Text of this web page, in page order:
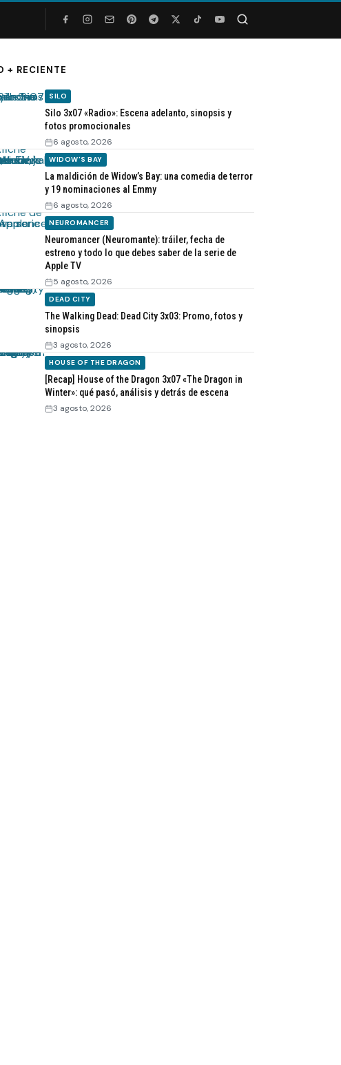
Globes 2023 (Cine y
+ RECIENTE
SILO
Silo 3x07 «Radio»: Escena adelanto, sinopsis y
fotos promocionales
6 agosto, 2026
WIDOW'S BAY
La maldición de Widow’s Bay: una comedia de terror
y 19 nominaciones al Emmy
6 agosto, 2026
NEUROMANCER
Neuromancer (Neuromante): tráiler, fecha de
estreno y todo lo que debes saber de la serie de
Apple TV
5 agosto, 2026
DEAD CITY
The Walking Dead: Dead City 3x03: Promo, fotos y
sinopsis
3 agosto, 2026
HOUSE OF THE DRAGON
[Recap] House of the Dragon 3x07 «The Dragon in
Winter»: qué pasó, análisis y detrás de escena
3 agosto, 2026